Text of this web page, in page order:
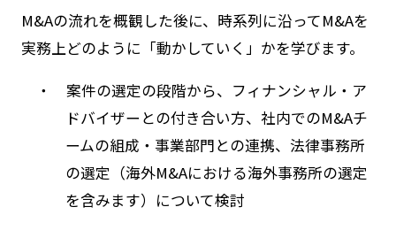
M&Aの流れを概観した後に、時系列に沿ってM&Aを
実務上どのように「動かしていく」かを学びます。
・ 案件の選定の段階から、フィナンシャル・ア
ドバイザーとの付き合い方、社内でのM&Aチ
ームの組成・事業部門との連携、法律事務所
の選定（海外M&Aにおける海外事務所の選定
を含みます）について検討